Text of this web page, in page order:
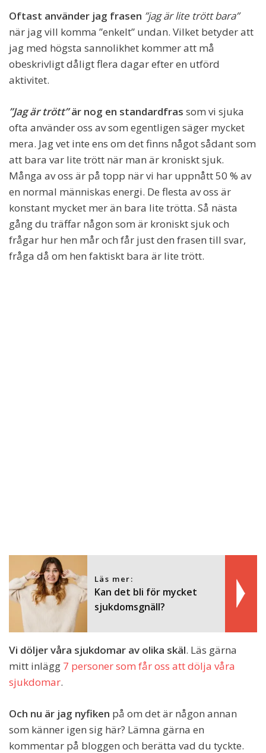
Oftast använder jag frasen ”jag är lite trött bara”
när jag vill komma ”enkelt” undan. Vilket betyder att
jag med högsta sannolikhet kommer att må
obeskrivligt dåligt flera dagar efter en utförd
aktivitet.
”Jag är trött”är nog en standardfras som vi sjuka
ofta använder oss av som egentligen säger mycket
mera. Jag vet inte ens om det finns något sådant som
att bara var lite trött när man är kroniskt sjuk.
Många av oss är på topp när vi har uppnått 50 % av
en normal människas energi. De flesta av oss är
konstant mycket mer än bara lite trötta. Så nästa
gång du träffar någon som är kroniskt sjuk och
frågar hur hen mår och får just den frasen till svar,
fråga då om hen faktiskt bara är lite trött.
Läs mer:
Kan det bli för mycket
sjukdomsgnäll?
Vi döljer våra sjukdomar av olika skäl. Läs gärna
mitt inlägg 7 personer som får oss att dölja våra
sjukdomar.
Och nu är jag nyfiken på om det är någon annan
som känner igen sig här? Lämna gärna en
kommentar på bloggen och berätta vad du tyckte.